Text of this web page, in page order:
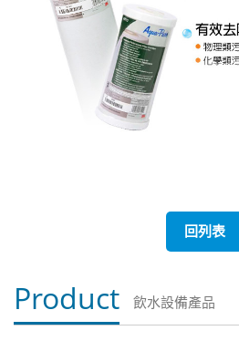
回列表
Product 飲水設備產品